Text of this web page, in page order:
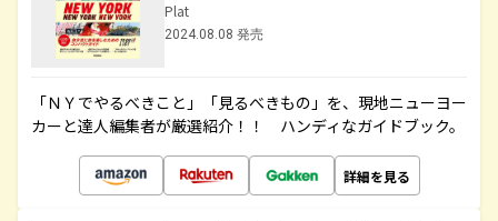
Plat
2024.08.08 発売
「ＮＹでやるべきこと」「見るべきもの」を、現地ニューヨー
カーと達人編集者が厳選紹介！！ ハンディなガイドブック。
詳細を見る